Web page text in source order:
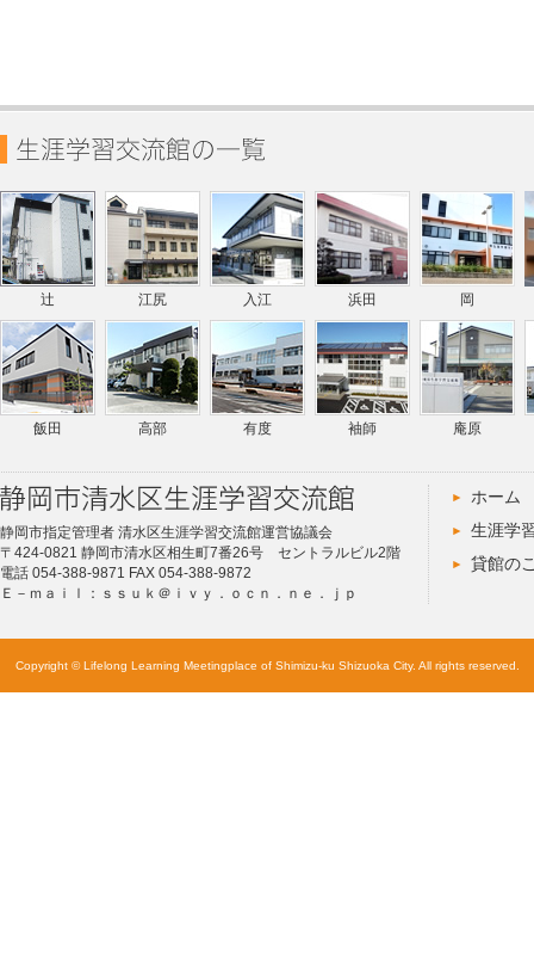
辻 江尻 入江 浜田 岡
飯田 高部 有度 袖師 庵原
静岡市指定管理者 清水区生涯学習交流館運営協議会
〒424-0821 静岡市清水区相生町7番26号 セントラルビル2階
電話 054-388-9871 FAX 054-388-9872
Ｅ－ｍａｉｌ：ｓｓｕｋ＠ｉｖｙ．ｏｃｎ．ｎｅ．ｊｐ
ホーム
生涯学
貸館の
Copyright © Lifelong Learning Meetingplace of Shimizu-ku Shizuoka City. All rights reserved.